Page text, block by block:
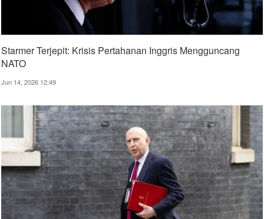
Starmer Terjepit: Krisis Pertahanan Inggris Mengguncang
NATO
Jun 14, 2026 12:49